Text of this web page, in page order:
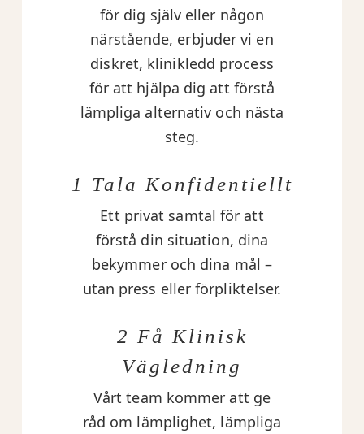
för dig själv eller någon
närstående, erbjuder vi en
diskret, klinikledd process
för att hjälpa dig att förstå
lämpliga alternativ och nästa
steg.
1 Tala Konfidentiellt
Ett privat samtal för att
förstå din situation, dina
bekymmer och dina mål –
utan press eller förpliktelser.
2 Få Klinisk
Vägledning
Vårt team kommer att ge
råd om lämplighet, lämpliga